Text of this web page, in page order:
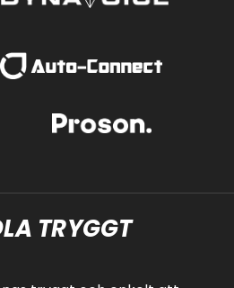
TRYGGT